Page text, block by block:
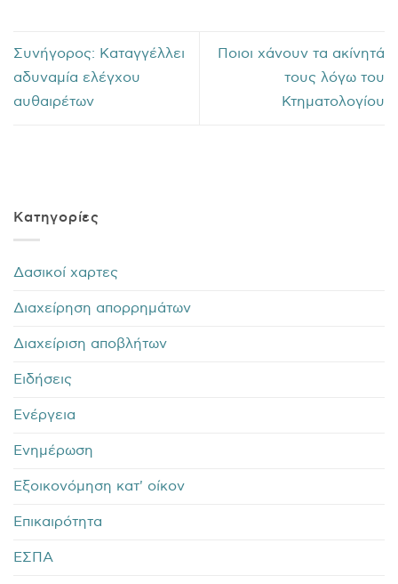
Συνήγορος: Καταγγέλλει
αδυναμία ελέγχου
αυθαιρέτων
Ποιοι χάνουν τα ακίνητά
τους λόγω του
Κτηματολογίου
Kατηγορίες
Δασικοί χαρτες
Διαχείρηση απορρημάτων
Διαχείριση αποβλήτων
Ειδήσεις
Ενέργεια
Ενημέρωση
Εξοικονόμηση κατ' οίκον
Επικαιρότητα
ΕΣΠΑ